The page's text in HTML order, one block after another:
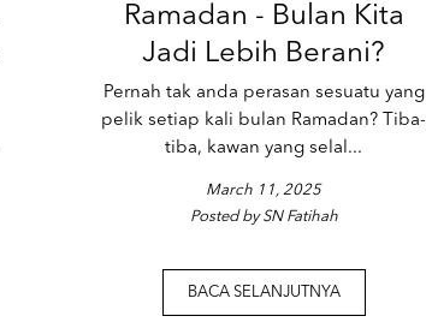
Ramadan - Bulan Kita
Jadi Lebih Berani?
Pernah tak anda perasan sesuatu yang
pelik setiap kali bulan Ramadan? Tiba-
tiba, kawan yang selal...
March 11, 2025
Posted by SN Fatihah
BACA SELANJUTNYA